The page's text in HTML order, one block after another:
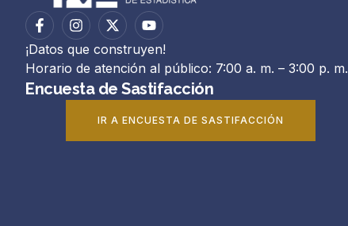
¡Datos que construyen!
Horario de atención al público: 7:00 a. m. – 3:00 p. m.
Encuesta de Sastifacción
IR A ENCUESTA DE SASTIFACCIÓN